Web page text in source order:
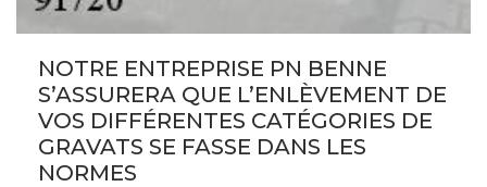
NOTRE ENTREPRISE PN BENNE
S’ASSURERA QUE L’ENLÈVEMENT DE
VOS DIFFÉRENTES CATÉGORIES DE
GRAVATS SE FASSE DANS LES
NORMES